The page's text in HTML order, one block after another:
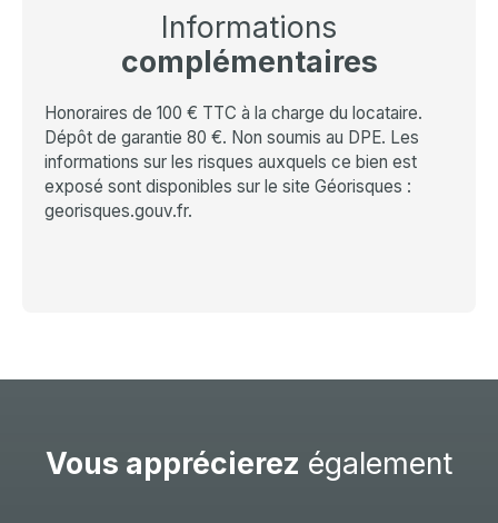
Informations
complémentaires
Honoraires de 100 € TTC à la charge du locataire.
Dépôt de garantie 80 €. Non soumis au DPE. Les
informations sur les risques auxquels ce bien est
exposé sont disponibles sur le site Géorisques :
georisques.gouv.fr.
Vous apprécierez également